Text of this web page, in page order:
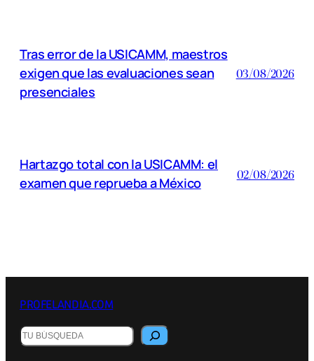
Tras error de la USICAMM, maestros
exigen que las evaluaciones sean
presenciales
03/08/2026
Hartazgo total con la USICAMM: el
examen que reprueba a México
02/08/2026
PROFELANDIA.COM
Buscar